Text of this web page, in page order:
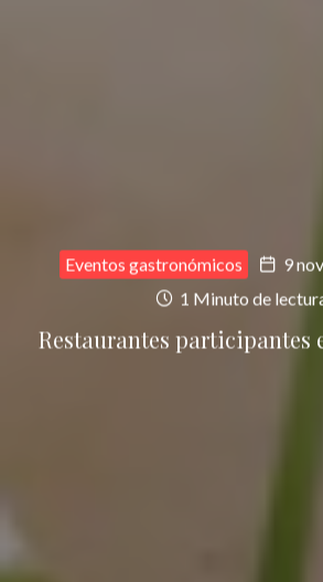
Eventos gastronómicos
9
1 Minuto de
Restaurantes participantes